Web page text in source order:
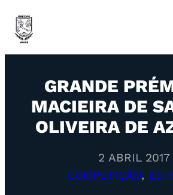
GRANDE
MACIEIRA DE
OLIVEIRA DE
2 ABRIL 2017
COMPETIÇÃO,